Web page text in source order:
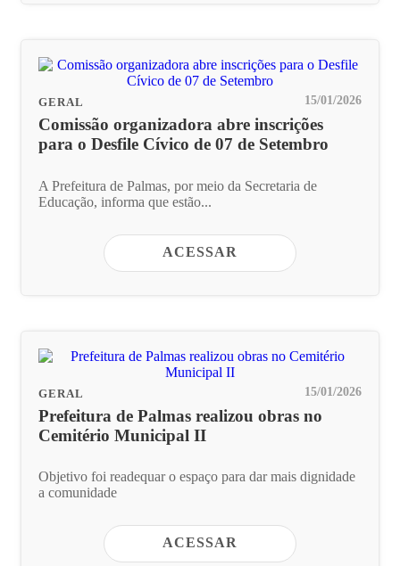
GERAL 15/01/2026
Comissão organizadora abre inscrições
para o Desfile Cívico de 07 de Setembro
A Prefeitura de Palmas, por meio da Secretaria de
Educação, informa que estão...
ACESSAR
GERAL 15/01/2026
Prefeitura de Palmas realizou obras no
Cemitério Municipal II
Objetivo foi readequar o espaço para dar mais dignidade
a comunidade
ACESSAR